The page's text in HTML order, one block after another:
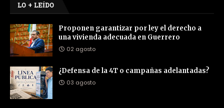
LO + LEÍDO
Proponen garantizar por ley el derecho a
una vivienda adecuada en Guerrero
02 agosto
¿Defensa de la 4T o campañas adelantadas?
03 agosto